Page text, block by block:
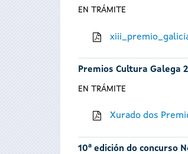
EN TRÁMITE
Premios Cultura Galega
EN TRÁMITE
Xurado dos
10ª edición do concurso